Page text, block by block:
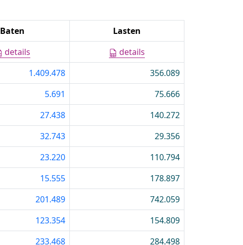
Baten
Lasten
details
details
1.409.478
356.089
5.691
75.666
27.438
140.272
32.743
29.356
23.220
110.794
15.555
178.897
201.489
742.059
123.354
154.809
233.468
284.498